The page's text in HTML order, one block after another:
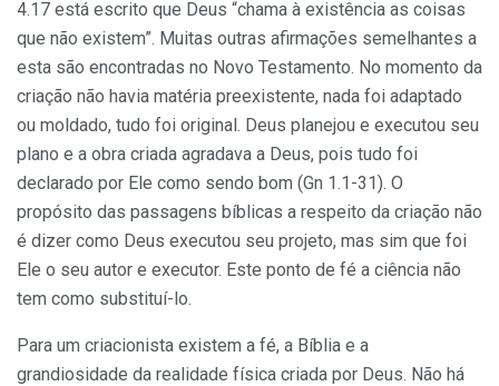
4.17 está escrito que Deus “chama à existência as coisas
que não existem”. Muitas outras afirmações semelhantes a
esta são encontradas no Novo Testamento. No momento da
criação não havia matéria preexistente, nada foi adaptado
ou moldado, tudo foi original. Deus planejou e executou seu
plano e a obra criada agradava a Deus, pois tudo foi
declarado por Ele como sendo bom (Gn 1.1-31). O
propósito das passagens bíblicas a respeito da criação não
é dizer como Deus executou seu projeto, mas sim que foi
Ele o seu autor e executor. Este ponto de fé a ciência não
tem como substituí-lo.
Para um criacionista existem a fé, a Bíblia e a
grandiosidade da realidade física criada por Deus. Não há